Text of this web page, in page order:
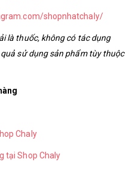
shopnhatchaly/
là thuốc, không có tác dụng
sử dụng sản phẩm tùy thuộc
Chaly
tại Shop Chaly